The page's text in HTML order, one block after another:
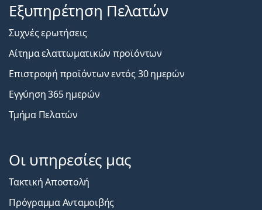
Εξυπηρέτηση Πελατών
Συχνές ερωτήσεις
Αίτημα ελαττωματικών προϊόντων
Επιστροφή προϊόντων εντός 30 ημερών
Εγγύηση 365 ημερών
Τμήμα Πελατών
Οι υπηρεσίες μας
Τακτική Αποστολή
Πρόγραμμα Ανταμοιβής